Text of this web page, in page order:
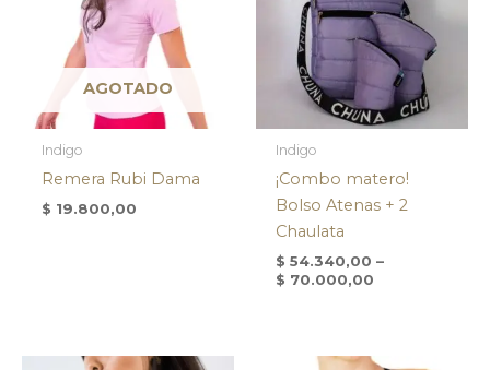
AGOTADO
Indigo
Remera Rubi Dama
$ 19.800,00
Indigo
¡Combo matero!
Bolso Atenas + 2
Chaulata
$ 54.340,00 –
$ 70.000,00